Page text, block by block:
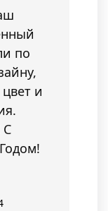
по
и
С